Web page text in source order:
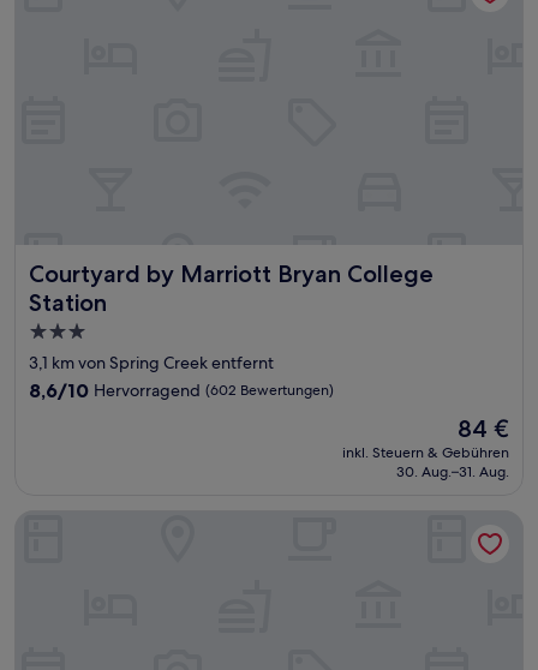
Courtyard by Marriott Bryan College
Station
Courtyard by Marriott Bryan College Station
3.0-
Sterne-
Unterkunft
3,1 km von Spring Creek entfernt
8.6
8,6/10 Hervorragend (602 Bewertungen)
Der
Preis
beträgt
84 €
inkl. Steuern & Gebühren
30. Aug.–31. Aug.